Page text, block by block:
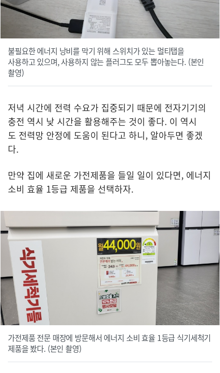
불필요한 에너지 낭비를 막기 위해 스위치가 있는 멀티탭을
사용하고 있으며, 사용하지 않는 플러그도 모두 뽑아놓는다. (본인
촬영)
저녁 시간에 전력 수요가 집중되기 때문에 전자기기의
충전 역시 낮 시간을 활용해주는 것이 좋다. 이 역시
도 전력망 안정에 도움이 된다고 하니, 알아두면 좋겠
다.
만약 집에 새로운 가전제품을 들일 일이 있다면, 에너지
소비 효율 1등급 제품을 선택하자.
가전제품 전문 매장에 방문해서 에너지 소비 효율 1등급 식기세척기
제품을 봤다. (본인 촬영)